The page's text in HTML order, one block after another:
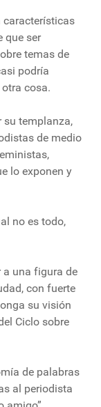
características
que ser
temas de
podría
cosa.
su templanza,
de medio
lo exponen y
no es todo,
a una figura de
con fuerte
su visión
Ciclo sobre
de palabras
al periodista